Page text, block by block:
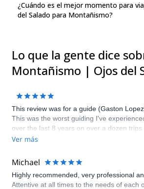
¿Cuándo es el mejor momento para
del Salado para Montañismo?
Lo que la gente dice
Montañismo | Ojos del
This review was for a guide (Gaston
This was the worst guiding I've
over the last 8 years on over a dozen trips
Numerous issues that you would not
suggested I could wear normal hiking
mountain (Nevado San Francisco) when
doubles on 6000 and even on cold 5000
inexperienced person could have had foot
Ver más
Michael
Highly recommended, very professional
Attentive at all times to the needs of each